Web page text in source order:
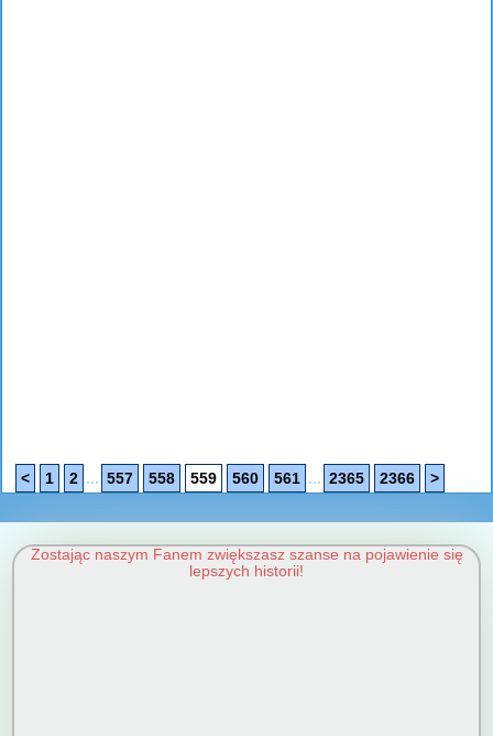
< 1 2 ... 557 558 559 560 561 ... 2365 2366 >
Zostając naszym Fanem zwiększasz szanse na pojawienie się
lepszych historii!